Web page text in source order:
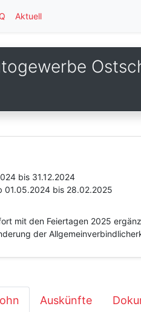
Aktuell
bis 31.12.2024
01.05.2024 bis 28.02.2025
mit den Feiertagen 2025
der
Auskünfte